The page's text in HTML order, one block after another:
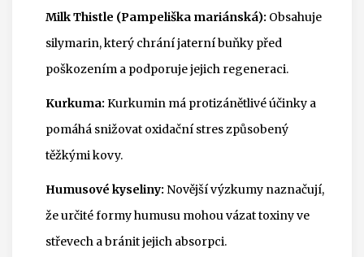
Milk Thistle (Pampeliška mariánská): Obsahuje
silymarin, který chrání jaterní buňky před
poškozením a podporuje jejich regeneraci.
Kurkuma: Kurkumin má protizánětlivé účinky a
pomáhá snižovat oxidační stres způsobený
těžkými kovy.
Humusové kyseliny: Novější výzkumy naznačují,
že určité formy humusu mohou vázat toxiny ve
střevech a bránit jejich absorpci.